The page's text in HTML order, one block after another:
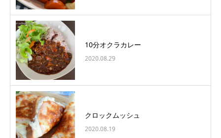
10分オクラカレー
2020.08.29
クロックムッシュ
2020.08.19